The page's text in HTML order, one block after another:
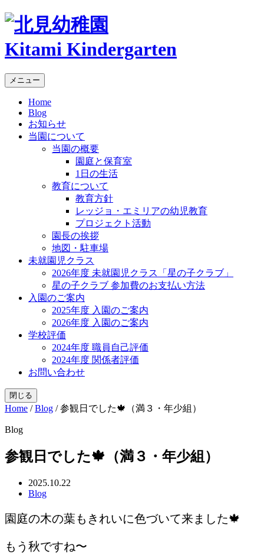
Kitami Kindergarten
メニュー
Home
Blog
お知らせ
当園について
当園の概要
園庭と保育室
1日の生活
教育について
教育方針
レッジョ・エミリアの幼児教育
プロジェクト活動
園長の挨拶
地図・駐車場
未就園児クラス
2026年度 未就園児クラス「星の子クラブ」
星の子クラブ 参加費のお支払い方法
入園のご案内
2025年度 入園のご案内
2026年度 入園のご案内
学校評価
2024年度 職員自己評価
2024年度 関係者評価
お問い合わせ
閉じる
Home /Blog /参観日でした🍁（満３・年少組）
Blog
参観日でした🍁（満３・年少組）
2025.10.22
Blog
園庭の木の葉もきれいに色づいて来ました🍁
もう秋ですね〜